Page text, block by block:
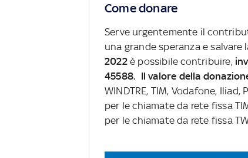
Come donare
Serve urgentemente il
una grande speranza e
2022 è possibile contribuire,
45588. Il valore della
WINDTRE, TIM, Vodafone,
per le chiamate da rete fissa
per le chiamate da rete fissa